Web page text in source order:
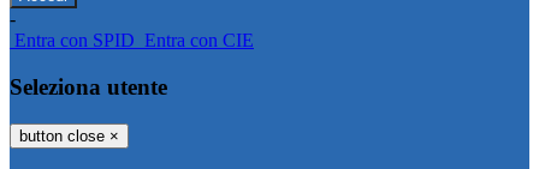
-
Entra con SPID Entra con CIE
Seleziona utente
button close ×